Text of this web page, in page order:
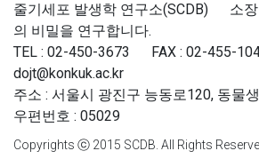
줄기세포 발생학 연구소(SCDB) 소장
의 비밀을 연구합니다.
TEL : 02-450-3673 FAX : 02-455-
dojt@konkuk.ac.kr
주소 : 서울시 광진구 능동로120, 동물
우편번호 : 05029
Copyrights ⓒ 2015 SCDB. All Rights